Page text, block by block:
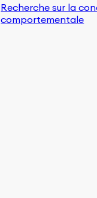
Recherche sur la
comportementale